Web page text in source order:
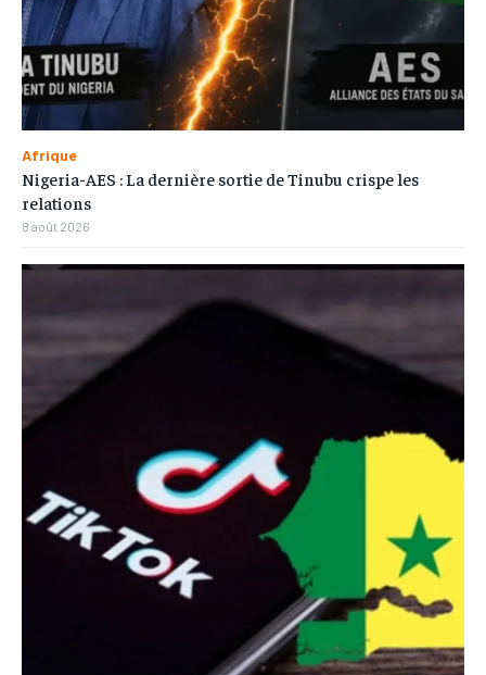
Afrique
Nigeria-AES : La dernière sortie de Tinubu crispe les
relations
8 août 2026